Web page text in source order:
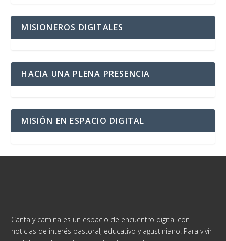
MISIONEROS DIGITALES
HACIA UNA PLENA PRESENCIA
MISIÓN EN ESPACIO DIGITAL
Canta y camina es un espacio de encuentro digital con
noticias de interés pastoral, educativo y agustiniano. Para vivir